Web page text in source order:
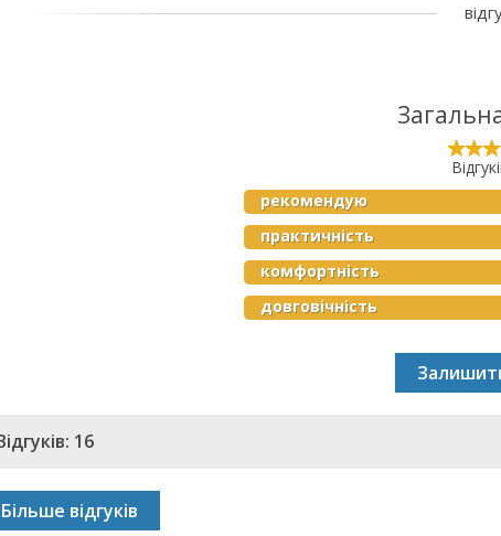
рекомендую
практичність
комфортність
довговічність
16
Більше відгуків